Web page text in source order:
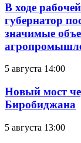
В ходе
губернатор
значимые
5 августа 14:00
Новый мост
Биробиджана
5 августа 13:00